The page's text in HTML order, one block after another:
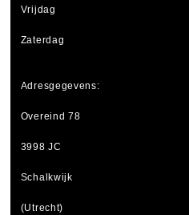
Vrijdag
Zaterdag
Adresgegevens:
Overeind 78
3998 JC
Schalkwijk
(Utrecht)